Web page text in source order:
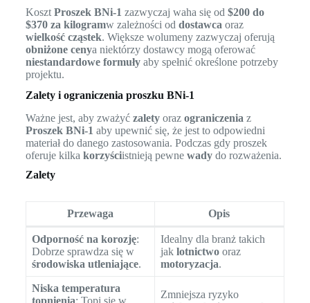
Koszt Proszek BNi-1 zazwyczaj waha się od $200 do
$370 za kilogramw zależności od dostawca oraz
wielkość cząstek. Większe wolumeny zazwyczaj oferują
obniżone cenya niektórzy dostawcy mogą oferować
niestandardowe formułyaby spełnić określone potrzeby
projektu.
Zalety i ograniczenia proszku BNi-1
Ważne jest, aby zważyć zaletyoraz ograniczenia z
Proszek BNi-1 aby upewnić się, że jest to odpowiedni
materiał do danego zastosowania. Podczas gdy proszek
oferuje kilka korzyściistnieją pewne wadydo rozważenia.
Zalety
Przewaga Opis
Odporność na korozję:
Dobrze sprawdza się w
środowiska utleniające.
Idealny dla branż takich
jak lotnictwooraz
motoryzacja.
Niska temperatura
Zmniejsza ryzyko